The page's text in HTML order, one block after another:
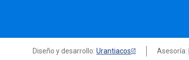
Diseño y desarrollo: Urantiacos Asesoría: